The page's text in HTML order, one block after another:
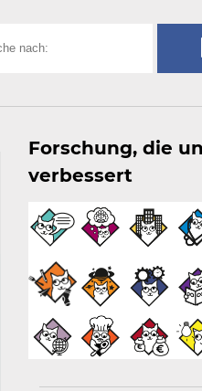
Forschung, die
verbessert